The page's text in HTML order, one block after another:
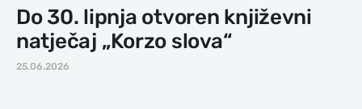
Do 30. lipnja otvoren književni
natječaj „Korzo slova“
25.06.2026